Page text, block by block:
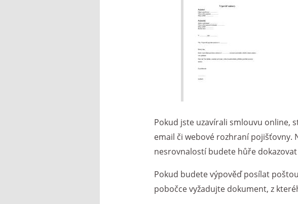
Pokud jste uzavírali smlouvu online,
email či webové rozhraní pojišťovny.
nesrovnalostí budete hůře
Pokud budete výpověď posílat
pobočce vyžadujte dokument, z